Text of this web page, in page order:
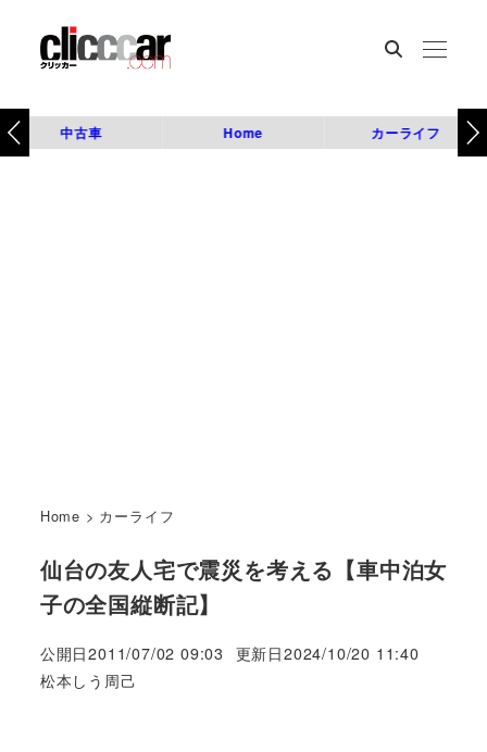
中古車 Home カーライフ
Home > カーライフ
仙台の友人宅で震災を考える【車中泊女
子の全国縦断記】
公開日2011/07/02 09:03 更新日2024/10/20 11:40
著
松本しう周己